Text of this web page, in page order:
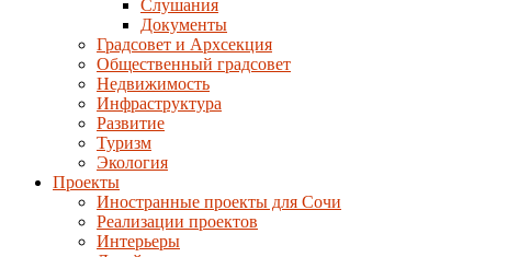
Слушания
Документы
Градсовет и Архсекция
Общественный градсовет
Недвижимость
Инфраструктура
Развитие
Туризм
Экология
Проекты
Иностранные проекты для Сочи
Реализации проектов
Интерьеры